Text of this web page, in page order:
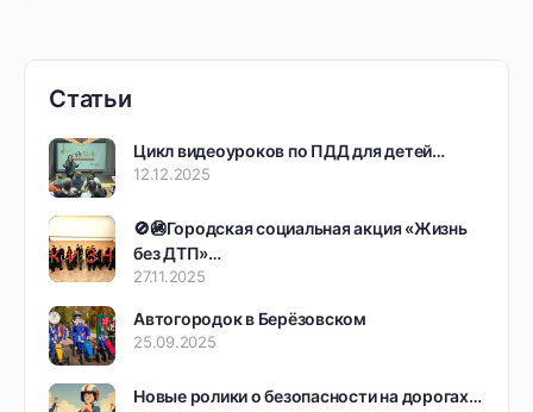
Статьи
Цикл видеоуроков по ПДД для детей…
12.12.2025
🚫🚳Городская социальная акция «Жизнь
без ДТП»…
27.11.2025
Автогородок в Берёзовском
25.09.2025
Новые ролики о безопасности на дорогах…